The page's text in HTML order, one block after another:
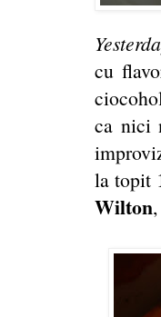
cu
ca nici
la topit
Wilton